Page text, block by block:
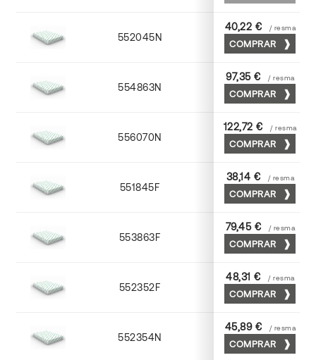
552045N 45 x 64
40,22 € / resma
COMPRAR
554863N 63 x 88
97,35 € / resma
COMPRAR
556070N 70 x 100
122,72 € / resma
COMPRAR
551845F 45 x 64
38,14 € / resma
COMPRAR
553863F 63 x 88
79,45 € / resma
COMPRAR
552352F 52 x 70
48,31 € / resma
COMPRAR
552354N 52 x 70
45,89 € / resma
COMPRAR